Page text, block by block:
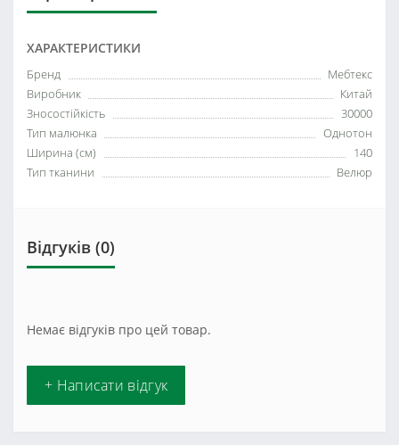
ХАРАКТЕРИСТИКИ
Бренд
Мебтекс
Виробник
Китай
Зносостійкість
30000
Тип малюнка
Однотон
Ширина (см)
140
Тип тканини
Велюр
Відгуків (0)
Немає відгуків про цей товар.
+ Написати відгук